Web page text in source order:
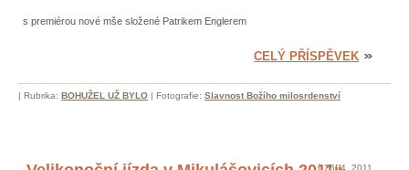
s premiérou nové mše složené Patrikem Englerem
CELÝ PŘÍSPĚVEK
| Rubrika: BOHUŽEL UŽ BYLO | Fotografie: Slavnost Božího milosrdenství
25. 4. 2011